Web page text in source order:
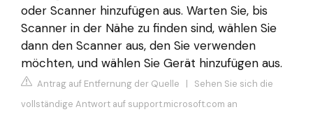
oder Scanner hinzufügen aus. Warten Sie, bis
Scanner in der Nähe zu finden sind, wählen Sie
dann den Scanner aus, den Sie verwenden
möchten, und wählen Sie Gerät hinzufügen aus.
Antrag auf Entfernung der Quelle | Sehen Sie sich die
vollständige Antwort auf support.microsoft.com an